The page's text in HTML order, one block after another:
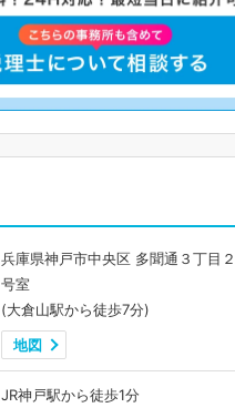
兵庫県神戸市中央区 多聞通３丁目
号室
(大倉山駅から徒歩7分)
地図
JR神戸駅から徒歩1分